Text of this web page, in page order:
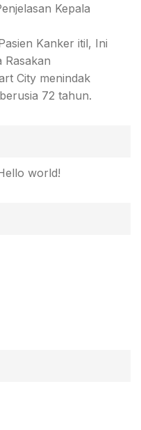
Kepala
Kanker itil, Ini
Rasakan
City menindak
72 tahun.
world!